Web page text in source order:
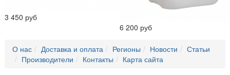
3 450 руб
6 200 руб
О нас Доставка и оплата Регионы Новости
Статьи
Производители
Контакты Карта сайта